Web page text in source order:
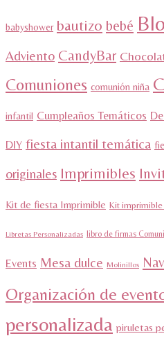
babyshower bautizo bebé
Adviento CandyBar
Comuniones comunión niña
infantil Cumpleaños Temáticos
DIY fiesta intantil temática
originales Imprimibles
Kit de fiesta Imprimible Kit
Libretas Personalizadas libro de firmas
Events Mesa dulce Molinillos
Organización de
personalizada piruletas